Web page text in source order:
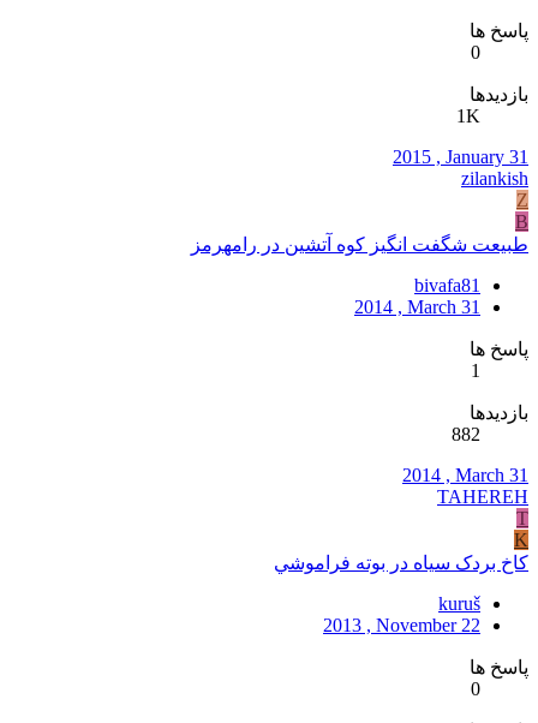
پاسخ ها
0
بازدیدها
1K
2015 , January 31
zilankish
Z
B
طبیعت شگفت انگیز کوه آتشین در رامهرمز
bivafa81
2014 , March 31
پاسخ ها
1
بازدیدها
882
2014 , March 31
TAHEREH
T
K
کاخ بردک سياه در بوته فراموشي
kuruš
2013 , November 22
پاسخ ها
0